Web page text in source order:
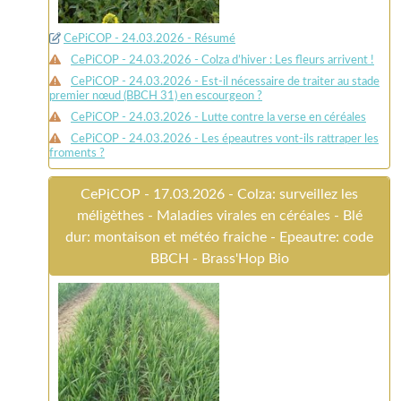
CePiCOP - 24.03.2026 - Résumé
CePiCOP - 24.03.2026 - Colza d’hiver : Les fleurs arrivent !
CePiCOP - 24.03.2026 - Est-il nécessaire de traiter au stade
premier nœud (BBCH 31) en escourgeon ?
CePiCOP - 24.03.2026 - Lutte contre la verse en céréales
CePiCOP - 24.03.2026 - Les épeautres vont-ils rattraper les
froments ?
CePiCOP - 17.03.2026 - Colza: surveillez les
méligèthes - Maladies virales en céréales - Blé
dur: montaison et météo fraiche - Epeautre: code
BBCH - Brass'Hop Bio